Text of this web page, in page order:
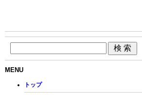
MENU
トップ